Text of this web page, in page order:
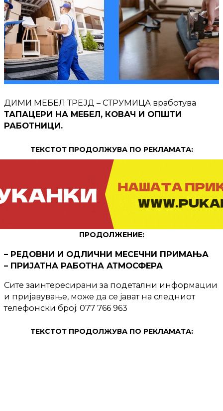
ДИМИ МЕБЕЛ ТРЕЈД – СТРУМИЦА вработува
ТАПАЦЕРИ НА МЕБЕЛ, КОВАЧ И ОПШТИ
РАБОТНИЦИ.
ТЕКСТОТ ПРОДОЛЖУВА ПО РЕКЛАМАТА:
ПРОДОЛЖЕНИЕ:
– РЕДОВНИ И ОДЛИЧНИ МЕСЕЧНИ ПРИМАЊА
– ПРИЈАТНА РАБОТНА АТМОСФЕРА
Сите заинтересирани за подетални информации
и пријавување, може да се јават на следниот
телефонски број: 077 766 963
ТЕКСТОТ ПРОДОЛЖУВА ПО РЕКЛАМАТА: